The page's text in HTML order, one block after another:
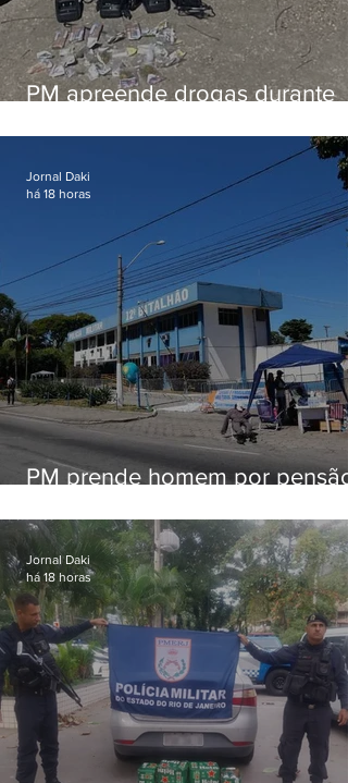
PM apreende drogas durante
PM prende homem por pensão
Jornal Daki
há 18 horas
Jornal Daki
há 18 horas